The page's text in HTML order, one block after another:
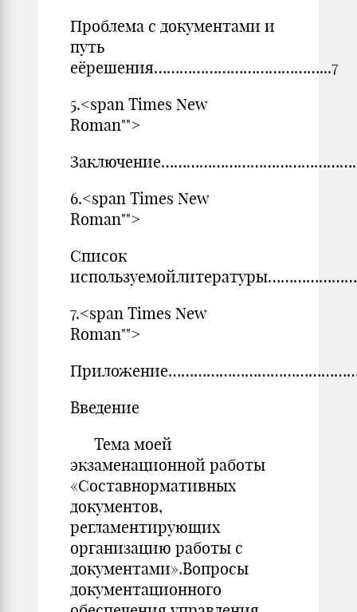
Проблема с документами и
путь
еёрешения…………………………………...7
5.<span Times New
Roman"">
6.<span Times New
Roman"">
Список
7.<span Times New
Roman"">
Введение
Тема моей
экзаменационной работы
«Составнормативных
документов,
регламентирующих
организацию работы с
документами».Вопросы
документационного